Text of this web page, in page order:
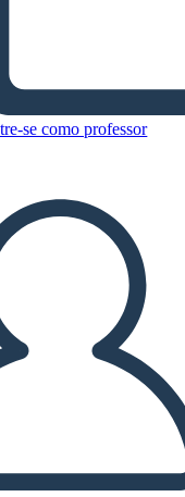
se como professor
DE SLIDES
MIM